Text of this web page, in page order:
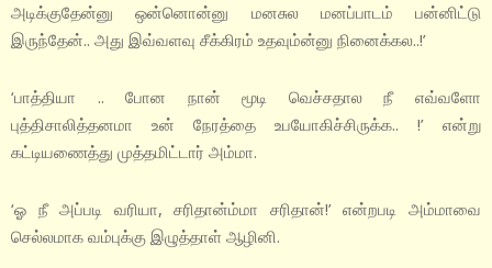
அடிக்குதேன்னு ஒன்னொன்னு மனசுல மனப்பாடம் பன்னிட்டு
இருந்தேன்.. அது இவ்வளவு சீக்கிரம் உதவும்ன்னு நினைக்கல..!’
‘பாத்தியா .. போன நான் மூடி வெச்சதால நீ எவ்வளோ
புத்திசாலித்தனமா உன் நேரத்தை உபயோகிச்சிருக்க.. !’ என்று
கட்டியணைத்து முத்தமிட்டார் அம்மா.
‘ஓ நீ அப்படி வரியா, சரிதான்ம்மா சரிதான்!’ என்றபடி அம்மாவை
செல்லமாக வம்புக்கு இழுத்தாள் ஆழினி.